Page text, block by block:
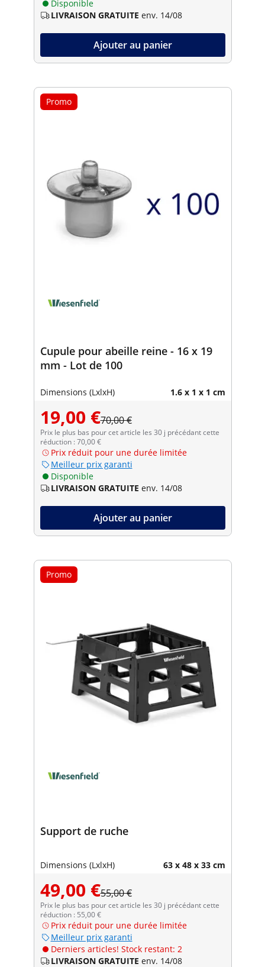
Disponible
LIVRAISON GRATUITE env. 14/08
Ajouter au panier
Promo
Cupule pour abeille reine - 16 x 19
mm - Lot de 100
Dimensions (LxlxH) 1.6 x 1 x 1 cm
19,00 €70,00 €
Prix le plus bas pour cet article les 30 j précédant cette
réduction : 70,00 €
Prix réduit pour une durée limitée
Meilleur prix garanti
Disponible
LIVRAISON GRATUITE env. 14/08
Ajouter au panier
Promo
Support de ruche
Dimensions (LxlxH) 63 x 48 x 33 cm
49,00 €55,00 €
Prix le plus bas pour cet article les 30 j précédant cette
réduction : 55,00 €
Prix réduit pour une durée limitée
Meilleur prix garanti
Derniers articles! Stock restant: 2
LIVRAISON GRATUITE env. 14/08